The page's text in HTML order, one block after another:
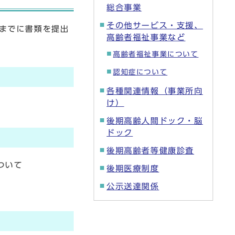
でに書類を提出
いて
総合事業
その他サービス・支援、
高齢者福祉事業など
高齢者福祉事業について
認知症について
各種関連情報（事業所向
け）
後期高齢人間ドック・脳
ドック
後期高齢者等健康診査
後期医療制度
公示送達関係